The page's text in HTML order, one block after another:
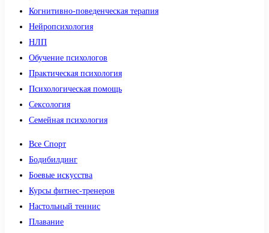
Когнитивно-поведенческая терапия
Нейропсихология
НЛП
Обучение психологов
Практическая психология
Психологическая помощь
Сексология
Семейная психология
Все Спорт
Бодибилдинг
Боевые искусства
Курсы фитнес-тренеров
Настольный теннис
Плавание